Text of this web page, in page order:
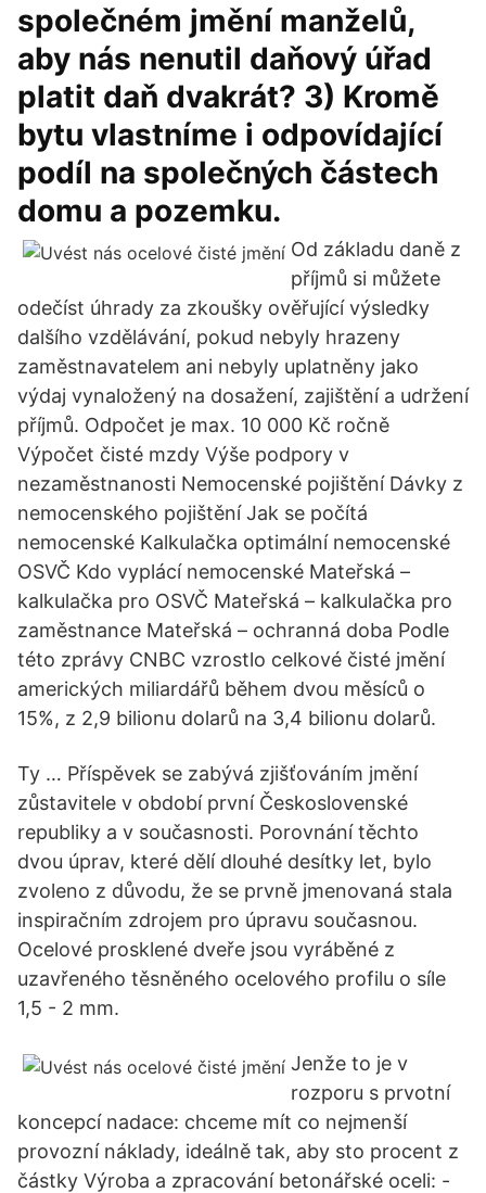
společném jmění manželů,
aby nás nenutil daňový úřad
platit daň dvakrát? 3) Kromě
bytu vlastníme i odpovídající
podíl na společných částech
domu a pozemku.
Od základu daně z
příjmů si můžete
odečíst úhrady za zkoušky ověřující výsledky
dalšího vzdělávání, pokud nebyly hrazeny
zaměstnavatelem ani nebyly uplatněny jako
výdaj vynaložený na dosažení, zajištění a udržení
příjmů. Odpočet je max. 10 000 Kč ročně
Výpočet čisté mzdy Výše podpory v
nezaměstnanosti Nemocenské pojištění Dávky z
nemocenského pojištění Jak se počítá
nemocenské Kalkulačka optimální nemocenské
OSVČ Kdo vyplácí nemocenské Mateřská –
kalkulačka pro OSVČ Mateřská – kalkulačka pro
zaměstnance Mateřská – ochranná doba Podle
této zprávy CNBC vzrostlo celkové čisté jmění
amerických miliardářů během dvou měsíců o
15%, z 2,9 bilionu dolarů na 3,4 bilionu dolarů.
Ty … Příspěvek se zabývá zjišťováním jmění
zůstavitele v období první Československé
republiky a v současnosti. Porovnání těchto
dvou úprav, které dělí dlouhé desítky let, bylo
zvoleno z důvodu, že se prvně jmenovaná stala
inspiračním zdrojem pro úpravu současnou.
Ocelové prosklené dveře jsou vyráběné z
uzavřeného těsněného ocelového profilu o síle
1,5 - 2 mm.
Jenže to je v
rozporu s prvotní
koncepcí nadace: chceme mít co nejmenší
provozní náklady, ideálně tak, aby sto procent z
částky Výroba a zpracování betonářské oceli: -